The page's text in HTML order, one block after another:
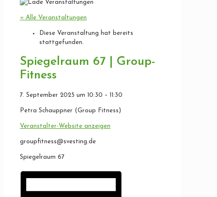
« Alle Veranstaltungen
Diese Veranstaltung hat bereits
stattgefunden.
Spiegelraum 67 | Group-
Fitness
7. September 2025 um 10:30 – 11:30
Petra Schauppner (Group Fitness)
Veranstalter-Website anzeigen
groupfitness@svesting.de
Spiegelraum 67